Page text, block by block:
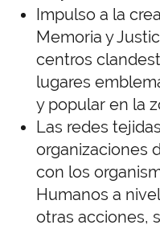
Impulso a la
Memoria y
centros
lugares
y popular en la
Las redes
organizaciones
con los
Humanos a
otras acciones,